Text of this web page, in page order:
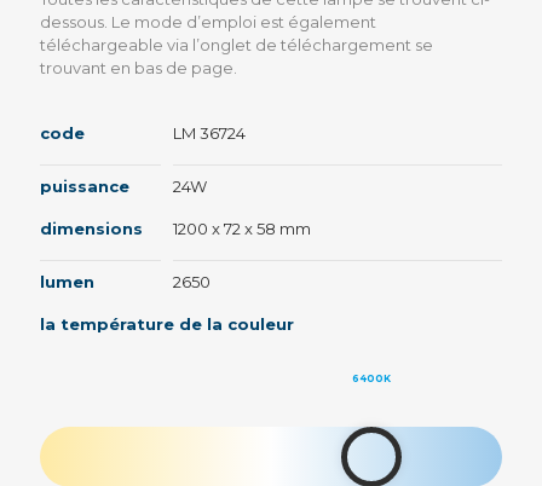
dessous. Le mode d’emploi est également
téléchargeable via l’onglet de téléchargement se
trouvant en bas de page.
code LM 36724
puissance 24W
dimensions 1200 x 72 x 58 mm
lumen 2650
la température de la couleur
6400K